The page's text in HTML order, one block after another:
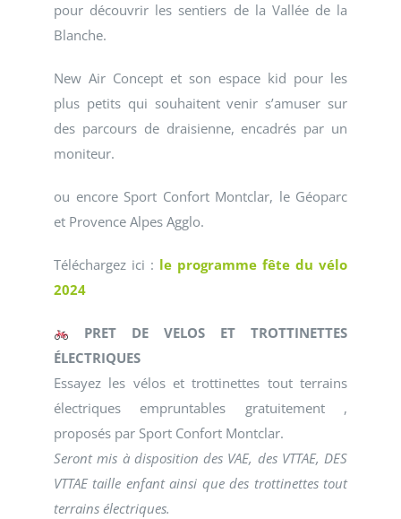
pour découvrir les sentiers de la Vallée de la
Blanche.
New Air Concept et son espace kid pour les
plus petits qui souhaitent venir s’amuser sur
des parcours de draisienne, encadrés par un
moniteur.
ou encore Sport Confort Montclar, le Géoparc
et Provence Alpes Agglo.
Téléchargez ici : le programme fête du vélo
2024
PRET DE VELOS ET TROTTINETTES
ÉLECTRIQUES
Essayez les vélos et trottinettes tout terrains
électriques empruntables gratuitement ,
proposés par Sport Confort Montclar.
Seront mis à disposition des VAE, des VTTAE, DES
VTTAE taille enfant ainsi que des trottinettes tout
terrains électriques.